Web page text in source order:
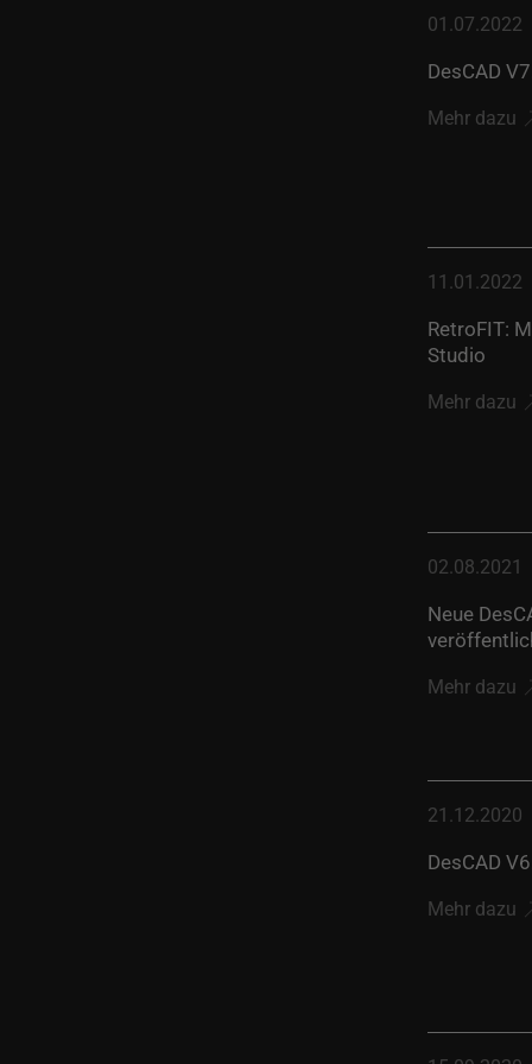
01.07.2022
DesCAD
Mehr dazu
11.01.2022
RetroFIT:
Studio
Mehr dazu
02.08.2021
Neue
Mehr dazu
21.12.2020
DesCAD
Mehr dazu